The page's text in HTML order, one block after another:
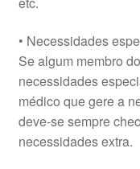
• Necessidades
Se algum membro
necessidades
médico que gere a
deve-se sempre
necessidades extra.